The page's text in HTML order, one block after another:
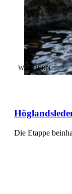
KATEGORIE:
WANDERN
Die Etappe